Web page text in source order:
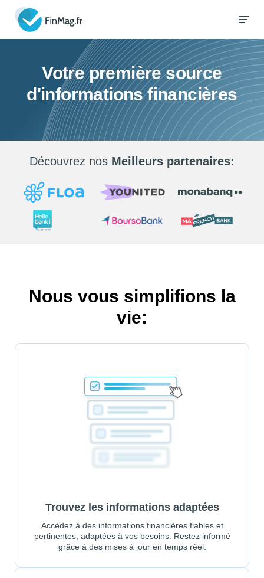
Votre première source
d'informations financières
Découvrez nos Meilleurs partenaires:
Nous vous simplifions la
vie:
Trouvez les informations adaptées
Accédez à des informations financières fiables et
pertinentes, adaptées à vos besoins. Restez informé
grâce à des mises à jour en temps réel.